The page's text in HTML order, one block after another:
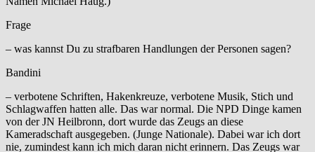
Frage
– was kannst Du zu strafbaren Handlungen der Personen sagen?
Bandini
– verbotene Schriften, Hakenkreuze, verbotene Musik, Stich und
Schlagwaffen hatten alle. Das war normal. Die NPD Dinge kamen
von der JN Heilbronn, dort wurde das Zeugs an diese
Kameradschaft ausgegeben. (Junge Nationale). Dabei war ich dort
nie, zumindest kann ich mich daran nicht erinnern. Das Zeugs war